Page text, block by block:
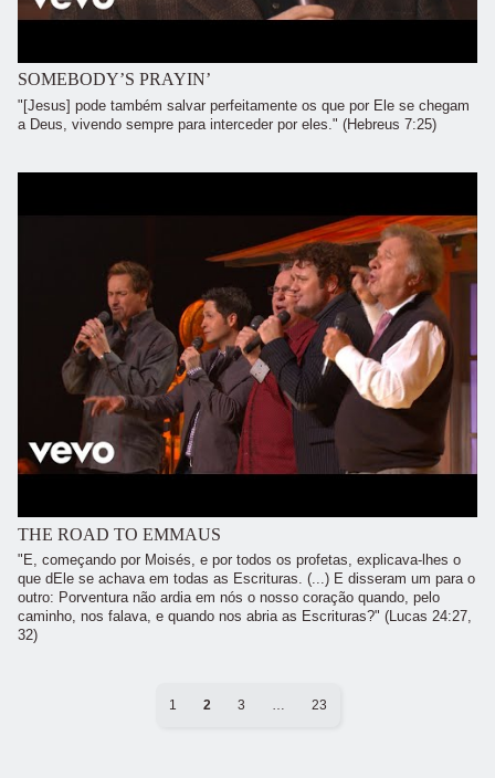
SOMEBODY’S PRAYIN’
"[Jesus] pode também salvar perfeitamente os que por Ele se chegam
a Deus, vivendo sempre para interceder por eles." (Hebreus 7:25)
THE ROAD TO EMMAUS
"E, começando por Moisés, e por todos os profetas, explicava-lhes o
que dEle se achava em todas as Escrituras. (...) E disseram um para o
outro: Porventura não ardia em nós o nosso coração quando, pelo
caminho, nos falava, e quando nos abria as Escrituras?" (Lucas 24:27,
32)
1 2 3 … 23